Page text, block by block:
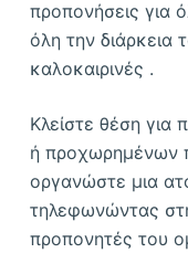
προπονήσεις για
όλη την διάρκεια
καλοκαιρινές .
Κλείστε θέση
ή προχωρημένων
οργανώστε μια
τηλεφωνώντας
προπονητές του